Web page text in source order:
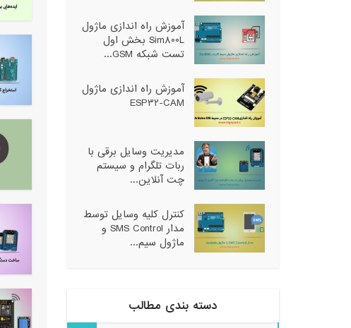
آموزش راه اندازی ماژول
Sim800L بخش اول
تست شبکه GSM...
آموزش راه اندازی ماژول
ESP32-CAM
مدیریت وسایل برقی با
ربات تلگرام و سیستم
چت آنلاین...
کنترل کلیه وسایل توسط
مدار SMS Control و
ماژول سیم...
دسته بندی مطالب